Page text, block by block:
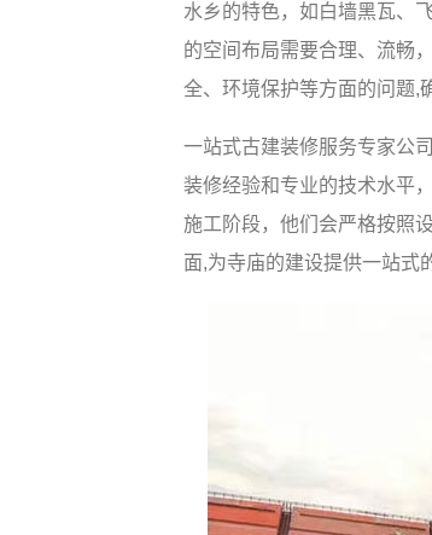
水乡的特色，如白墙黑瓦、
的空间布局需要合理、流畅
全、环境保护等方面的问题,
一站式古建装修服务专家公
装修经验和专业的技术水平
施工阶段，他们会严格按照
面,为寺庙的建设提供一站式